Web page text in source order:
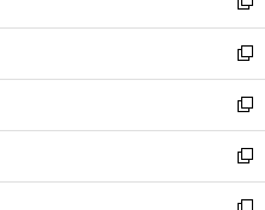
開
く
ウ
で
開
く
ィ
ン
ド
ウ
で
開
く
い
ウ
ィ
ン
ド
ウ
で
開
新
し
い
ウ
ィ
ン
ド
ウ
新
し
い
ウ
ィ
ン
新
し
い
ウ
新
し